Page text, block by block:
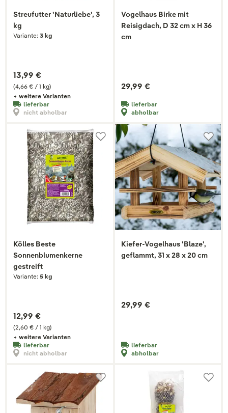
Streufutter 'Naturliebe', 3
kg
Variante: 3 kg
(4,66 € / 1 kg)
13,99 €
+ weitere Varianten
lieferbar
nicht abholbar
Vogelhaus Birke mit
Reisigdach, D 32 cm x H 36
cm
29,99 €
lieferbar
abholbar
Kölles Beste
Sonnenblumenkerne
gestreift
Variante: 5 kg
(2,60 € / 1 kg)
12,99 €
+ weitere Varianten
lieferbar
nicht abholbar
Kiefer-Vogelhaus 'Blaze',
geflammt, 31 x 28 x 20 cm
29,99 €
lieferbar
abholbar